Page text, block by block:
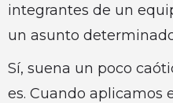
integrantes de un
un asunto
Sí, suena un poco
es. Cuando aplicamos